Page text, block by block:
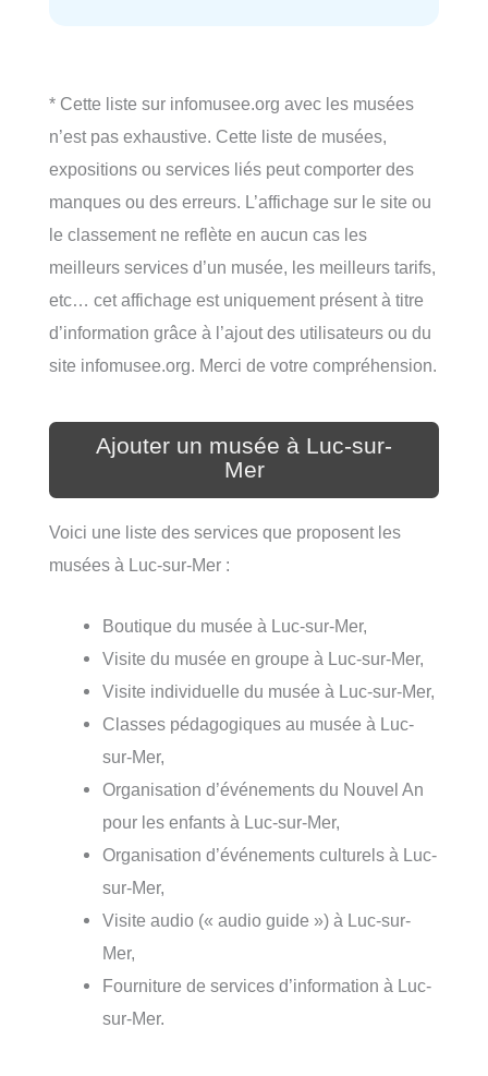
* Cette liste sur infomusee.org avec les musées
n’est pas exhaustive. Cette liste de musées,
expositions ou services liés peut comporter des
manques ou des erreurs. L’affichage sur le site ou
le classement ne reflète en aucun cas les
meilleurs services d’un musée, les meilleurs tarifs,
etc… cet affichage est uniquement présent à titre
d’information grâce à l’ajout des utilisateurs ou du
site infomusee.org. Merci de votre compréhension.
Ajouter un musée à Luc-sur-
Mer
Voici une liste des services que proposent les
musées à Luc-sur-Mer :
Boutique du musée à Luc-sur-Mer,
Visite du musée en groupe à Luc-sur-Mer,
Visite individuelle du musée à Luc-sur-Mer,
Classes pédagogiques au musée à Luc-
sur-Mer,
Organisation d’événements du Nouvel An
pour les enfants à Luc-sur-Mer,
Organisation d’événements culturels à Luc-
sur-Mer,
Visite audio (« audio guide ») à Luc-sur-
Mer,
Fourniture de services d’information à Luc-
sur-Mer.